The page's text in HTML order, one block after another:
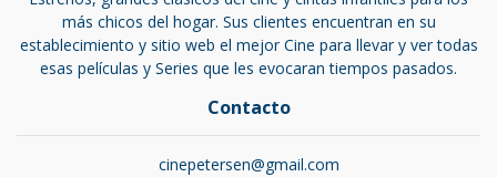
más chicos del hogar. Sus clientes encuentran en su
establecimiento y sitio web el mejor Cine para llevar y ver todas
esas películas y Series que les evocaran tiempos pasados.
Contacto
cinepetersen@gmail.com